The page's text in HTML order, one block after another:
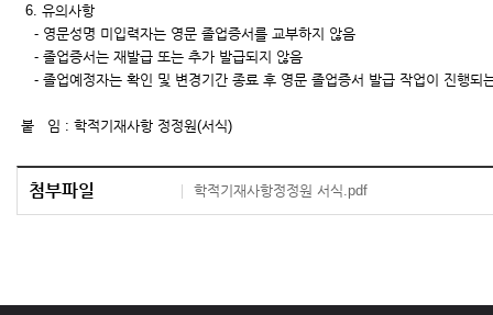
6. 유의사항
- 영문성명 미입력자는 영문 졸업증서를 교부하지 않음
- 졸업증서는 재발급 또는 추가 발급되지 않음
- 졸업예정자는 확인 및 변경기간 종료 후 영문 졸업증서 발급 작업이 진행되
붙 임 : 학적기재사항 정정원(서식)
첨부파일 학적기재사항정정원 서식.pdf